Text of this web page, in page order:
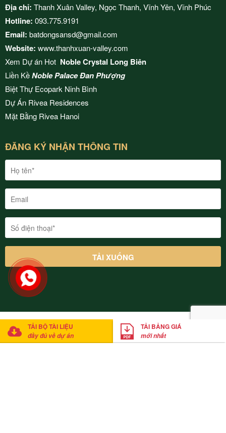
Địa chỉ: Thanh Xuân Valley, Ngọc Thanh, Vĩnh Yên, Vĩnh Phúc
Hotline: 093.775.9191
Email: batdongsansd@gmail.com
Website: www.thanhxuan-valley.com
Xem Dự án Hot Noble Crystal Long Biên
Liền KềNoble Palace Đan Phượng
Biệt Thự Ecopark Ninh Bình
Dự Án Rivea Residences
Mặt Bằng Rivea Hanoi
ĐĂNG KÝ NHẬN THÔNG TIN
© 2022 Thung Lũng Thanh Xuân Valley Vĩnh Phúc. Cung cấp bởi
Mathsoft Việt Nam
TẢI BỘ TÀI LIỆU
đầy đủ về dự án
TẢI BẢNG GIÁ
mới nhất